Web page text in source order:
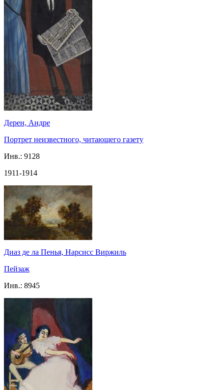
Дерен, Андре
Портрет неизвестного, читающего газету
Инв.: 9128
1911-1914
Диаз де ла Пенья, Нарcисс Виржиль
Пейзаж
Инв.: 8945